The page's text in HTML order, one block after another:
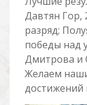
Давтян Гор,
разряд;
победы над
Дмитрова и
Желаем
достижений